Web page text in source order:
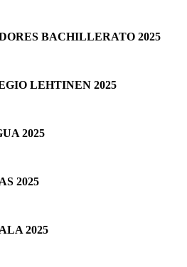
BACHILLERATO 2025
LEHTINEN 2025
2025
2025
2025